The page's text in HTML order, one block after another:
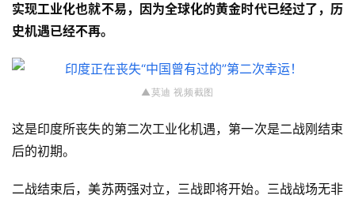
实现工业化也就不易，因为全球化的黄金时代已经过了，历
史机遇已经不再。
▲莫迪 视频截图
这是印度所丧失的第二次工业化机遇，第一次是二战刚结束
后的初期。
二战结束后，美苏两强对立，三战即将开始。三战战场无非